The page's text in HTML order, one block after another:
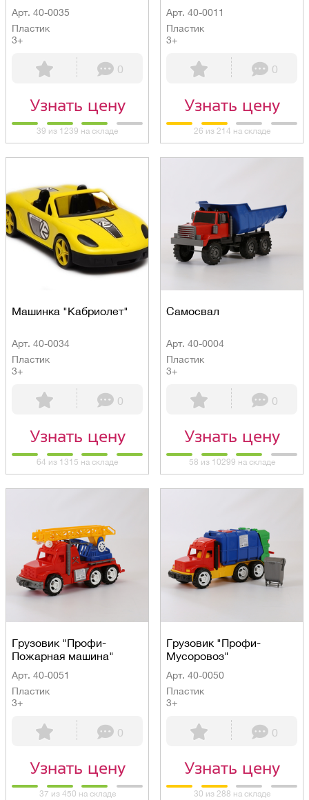
Арт. 40-0035
Пластик
3+
0
Узнать цену
39 из 1239 на складе
Арт. 40-0011
Пластик
3+
0
Узнать цену
26 из 214 на складе
Машинка "Кабриолет"
Арт. 40-0034
Пластик
3+
0
Узнать цену
64 из 1315 на складе
Самосвал
Арт. 40-0004
Пластик
3+
0
Узнать цену
58 из 10299 на складе
Грузовик "Профи-
Пожарная машина"
Арт. 40-0051
Пластик
3+
0
Узнать цену
37 из 450 на складе
Грузовик "Профи-
Мусоровоз"
Арт. 40-0050
Пластик
3+
0
Узнать цену
30 из 288 на складе